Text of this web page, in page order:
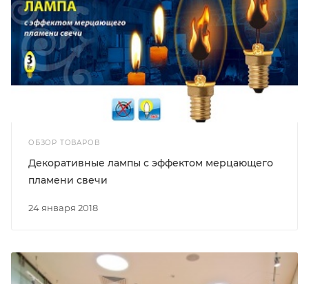
ОБЗОР ТОВАРОВ
24 января 2018
Декоративные лампы с эффектом мерцающего
пламени свечи